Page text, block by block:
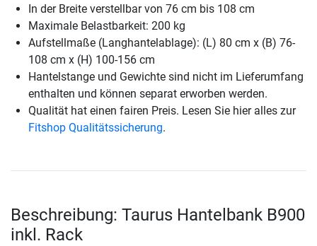
In der Breite verstellbar von 76 cm bis 108 cm
Maximale Belastbarkeit: 200 kg
Aufstellmaße (Langhantelablage): (L) 80 cm x (B) 76-
108 cm x (H) 100-156 cm
Hantelstange und Gewichte sind nicht im Lieferumfang
enthalten und können separat erworben werden.
Qualität hat einen fairen Preis. Lesen Sie hier alles zur
Fitshop Qualitätssicherung.
Beschreibung: Taurus Hantelbank B900
inkl. Rack